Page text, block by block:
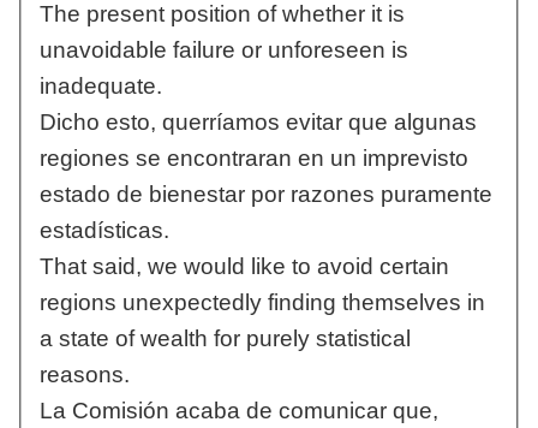
The present position of whether it is
unavoidable failure or unforeseen is
inadequate.
Dicho esto, querríamos evitar que algunas
regiones se encontraran en un imprevisto
estado de bienestar por razones puramente
estadísticas.
That said, we would like to avoid certain
regions unexpectedly finding themselves in
a state of wealth for purely statistical
reasons.
La Comisión acaba de comunicar que,